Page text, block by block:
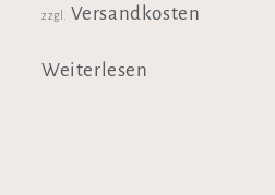
zzgl. Versandkosten
Weiterlesen